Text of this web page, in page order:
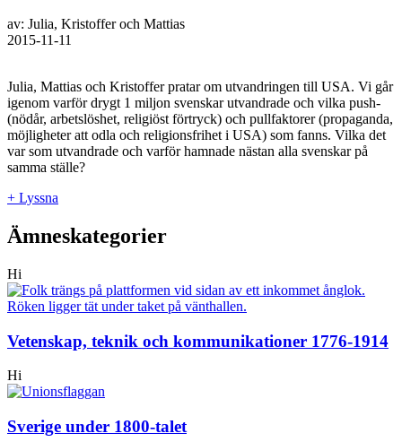
av: Julia, Kristoffer och Mattias
2015-11-11
Julia, Mattias och Kristoffer pratar om utvandringen till USA. Vi går
igenom varför drygt 1 miljon svenskar utvandrade och vilka push-
(nödår, arbetslöshet, religiöst förtryck) och pullfaktorer (propaganda,
möjligheter att odla och religionsfrihet i USA) som fanns. Vilka det
var som utvandrade och varför hamnade nästan alla svenskar på
samma ställe?
+ Lyssna
Ämneskategorier
Hi
Vetenskap, teknik och kommunikationer 1776-1914
Hi
Sverige under 1800-talet